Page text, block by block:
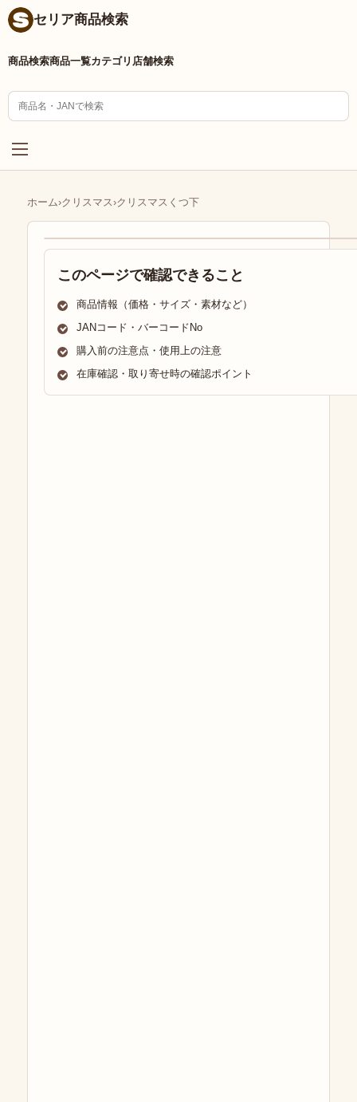
セリア商品検索
商品検索商品一覧カテゴリ 店舗検索
ホーム›クリスマス›クリスマスくつ下
このページで確認できること
商品情報（価格・サイズ・素材など）
JANコード・バーコードNo
購入前の注意点・使用上の注意
在庫確認・取り寄せ時の確認ポイント